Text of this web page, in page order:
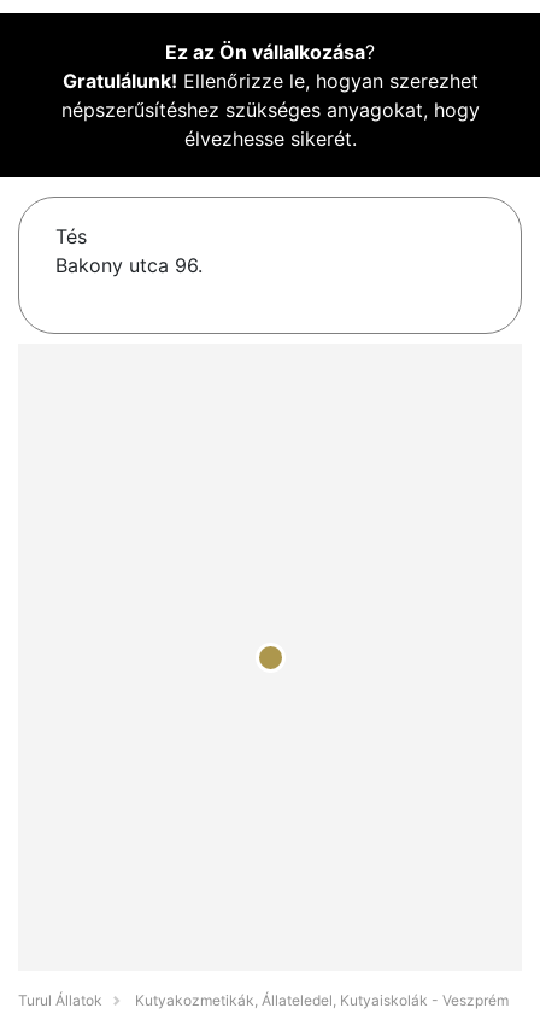
Ez az Ön vállalkozása?
Gratulálunk! Ellenőrizze le, hogyan szerezhet
népszerűsítéshez szükséges anyagokat, hogy
élvezhesse sikerét.
Tés
Bakony utca 96.
Turul Állatok
Kutyakozmetikák, Állateledel, Kutyaiskolák - Veszprém